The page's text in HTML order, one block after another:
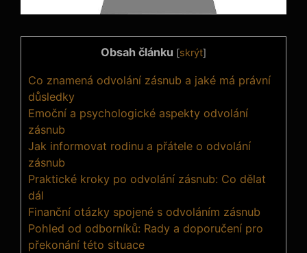
Obsah článku [skrýt]
Co znamená odvolání zásnub a jaké má právní
důsledky
Emoční a psychologické aspekty odvolání
zásnub
Jak informovat rodinu a přátele o odvolání
zásnub
Praktické kroky po odvolání zásnub: Co dělat
dál
Finanční otázky spojené s odvoláním zásnub
Pohled od odborníků: Rady a doporučení pro
překonání této situace